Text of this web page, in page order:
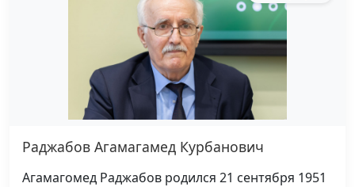
Раджабов Агамагамед Курбанович
Агамагомед Раджабов родился 21 сентября 1951